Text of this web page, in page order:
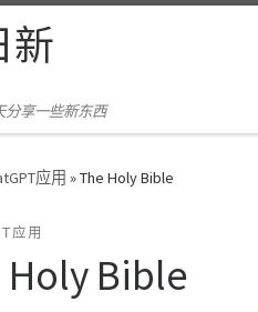
新
分享一些新东西
应用 »The Holy Bible
应用
Holy Bible